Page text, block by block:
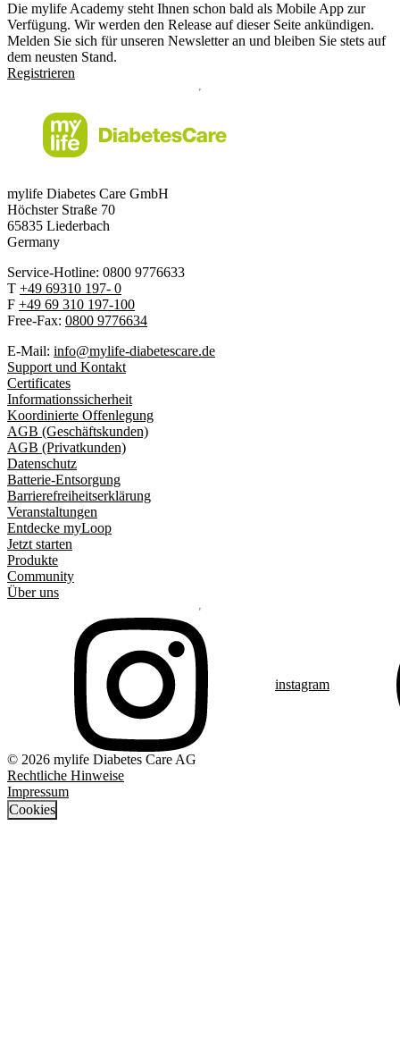
Die mylife Academy steht Ihnen schon bald als Mobile App zur
Verfügung. Wir werden den Release auf dieser Seite ankündigen.
Melden Sie sich für unseren Newsletter an und bleiben Sie stets auf
dem neusten Stand.
Registrieren
mylife Diabetes Care GmbH
Höchster Straße 70
65835 Liederbach
Germany
Service-Hotline: 0800 9776633
T +49 69310 197- 0
F +49 69 310 197-100
Free-Fax: 0800 9776634
E-Mail: info@mylife-diabetescare.de
Support und Kontakt
Certificates
Informationssicherheit
Koordinierte Offenlegung
AGB (Geschäftskunden)
AGB (Privatkunden)
Datenschutz
Batterie-Entsorgung
Barrierefreiheitserklärung
Veranstaltungen
Entdecke myLoop
Jetzt starten
Produkte
Community
Über uns
instagram
© 2026 mylife Diabetes Care AG
Rechtliche Hinweise
Impressum
Cookies